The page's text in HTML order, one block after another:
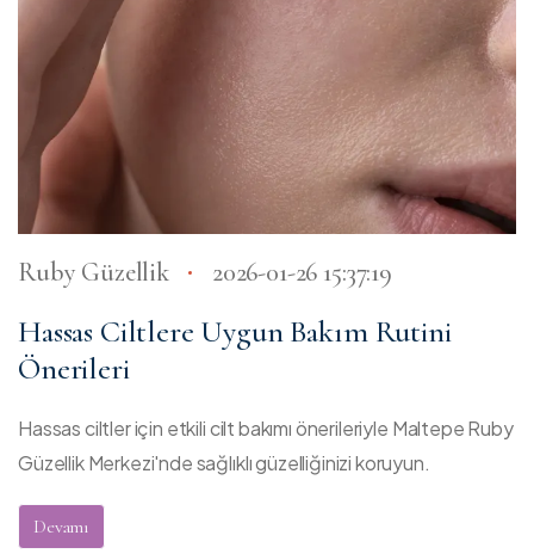
Ruby Güzellik 2026-01-26 15:37:19
Hassas Ciltlere Uygun Bakım Rutini
Önerileri
Hassas ciltler için etkili cilt bakımı önerileriyle Maltepe Ruby
Güzellik Merkezi'nde sağlıklı güzelliğinizi koruyun.
Devamı